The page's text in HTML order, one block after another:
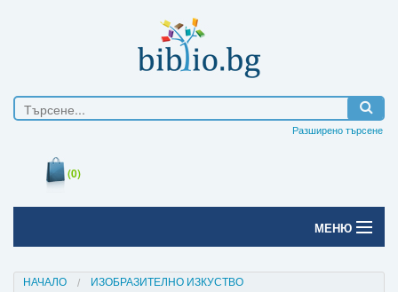
Разширено търсене
(0)
МЕНЮ
НАЧАЛО
ИЗОБРАЗИТЕЛНО ИЗКУСТВО